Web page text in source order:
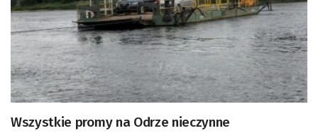
Wszystkie promy na Odrze nieczynne